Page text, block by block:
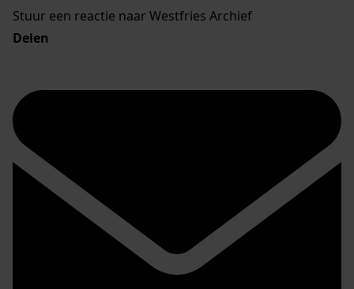
Stuur een reactie naar Westfries Archief
Delen